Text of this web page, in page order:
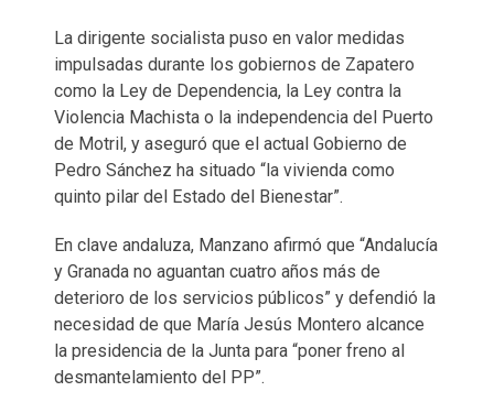
La dirigente socialista puso en valor medidas
impulsadas durante los gobiernos de Zapatero
como la Ley de Dependencia, la Ley contra la
Violencia Machista o la independencia del Puerto
de Motril, y aseguró que el actual Gobierno de
Pedro Sánchez ha situado “la vivienda como
quinto pilar del Estado del Bienestar”.
En clave andaluza, Manzano afirmó que “Andalucía
y Granada no aguantan cuatro años más de
deterioro de los servicios públicos” y defendió la
necesidad de que María Jesús Montero alcance
la presidencia de la Junta para “poner freno al
desmantelamiento del PP”.